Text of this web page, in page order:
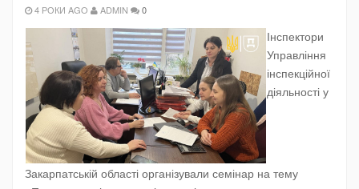
4 РОКИ AGO ADMIN 0
Інспектори
Управління
інспекційної
діяльності у
Закарпатській області організували семінар на тему